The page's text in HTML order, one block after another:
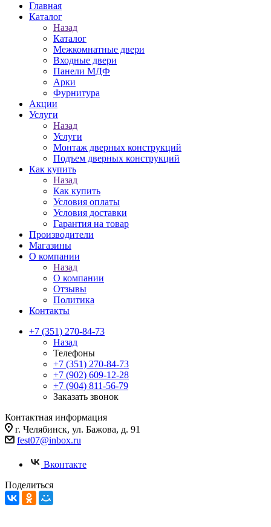
Главная
Каталог
Назад
Каталог
Межкомнатные двери
Входные двери
Панели МДФ
Арки
Фурнитура
Акции
Услуги
Назад
Услуги
Монтаж дверных конструкций
Подъем дверных конструкций
Как купить
Назад
Как купить
Условия оплаты
Условия доставки
Гарантия на товар
Производители
Магазины
О компании
Назад
О компании
Отзывы
Политика
Контакты
+7 (351) 270-84-73
Назад
Телефоны
+7 (351) 270-84-73
+7 (902) 609-12-28
+7 (904) 811-56-79
Заказать звонок
Контактная информация
г. Челябинск, ул. Бажова, д. 91
fest07@inbox.ru
Вконтакте
Поделиться